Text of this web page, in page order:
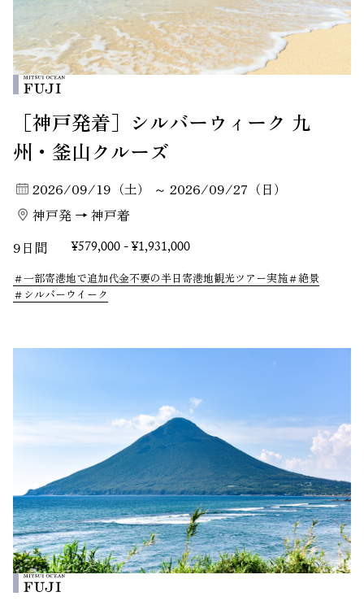
［神戸発着］シルバーウィーク 九
州・釜山クルーズ
2026/09/19（土） ～ 2026/09/27（日）
神戸発 → 神戸着
9日間
¥579,000 - ¥1,931,000
一部寄港地で追加代金不要の半日寄港地観光ツアー実施
絶景
シルバーウイーク